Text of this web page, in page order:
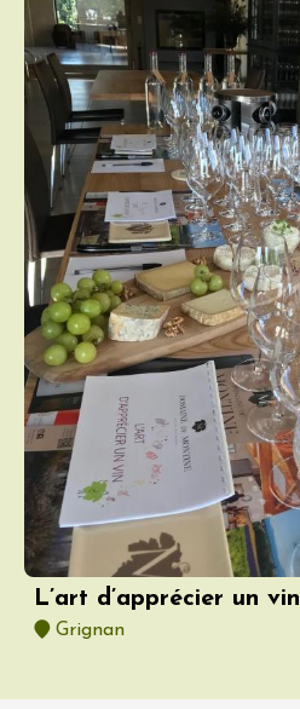
L’art d’apprécier un vin
Grignan